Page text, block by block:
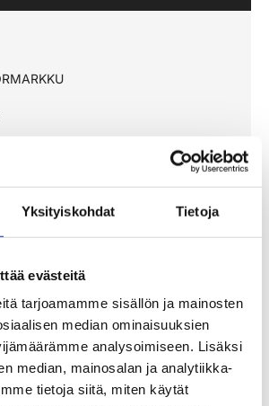
Yksityiskohdat Tietoja
evästeitä
tarjoamamme sisällön ja mainosten
median ominaisuuksien
analysoimiseen. Lisäksi
median, mainosalan ja analytiikka-
tietoja siitä, miten käytät
kartan